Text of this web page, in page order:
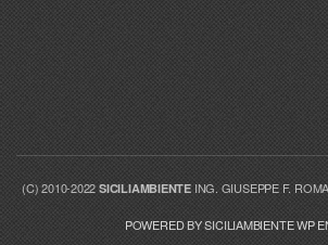
(C) 2010-2022SICILIAMBIENTEING. GIUSEPPE F.
POWERED BY SICILIAMBIENTE WP